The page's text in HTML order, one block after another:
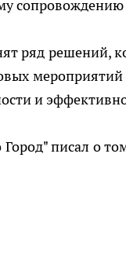
ряд решений,
и
писал о